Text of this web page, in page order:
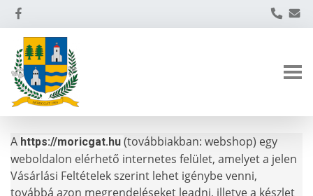
A https://moricgat.hu (továbbiakban: webshop) egy
weboldalon elérhető internetes felület, amelyet a jelen
Vásárlási Feltételek szerint lehet igénybe venni,
továbbá azon megrendeléseket leadni, illetve a készlet